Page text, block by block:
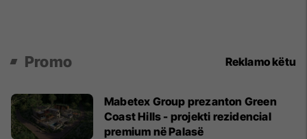
Promo Reklamo këtu
Mabetex Group prezanton Green
Coast Hills - projekti rezidencial
premium në Palasë